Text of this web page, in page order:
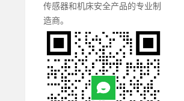
传感器和机床安全产品的专业制
造商。